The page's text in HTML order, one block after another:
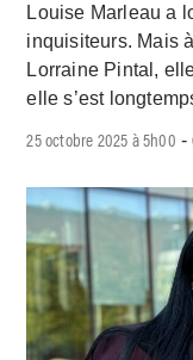
Louise Marleau a
inquisiteurs. Mais
Lorraine Pintal,
elle s’est
25 octobre 2025 à 5h00 -